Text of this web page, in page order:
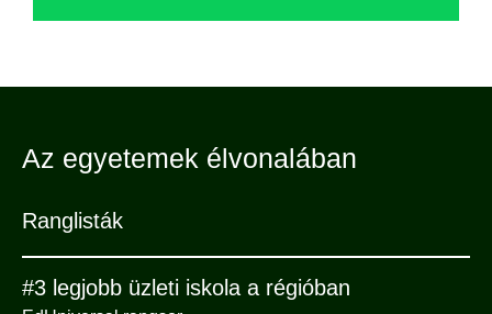
Az egyetemek élvonalában
Ranglisták
#3 legjobb üzleti iskola a régióban